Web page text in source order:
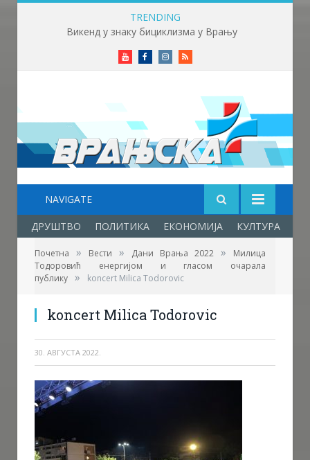
TRENDING
Викенд у знаку бициклизма у Врању
YoutubeFacebookInstagram
RSS
NAVIGATE
ДРУШТВО ПОЛИТИКА ЕКОНОМИЈА КУЛТУРА
Почетна » Вести » Дани Врања 2022 »
Милица
Тодоровић енергијом и гласом очарала
публику » koncert Milica Todorovic
Фото: Врањска плус
koncert Milica Todorovic
30. АВГУСТА 2022.